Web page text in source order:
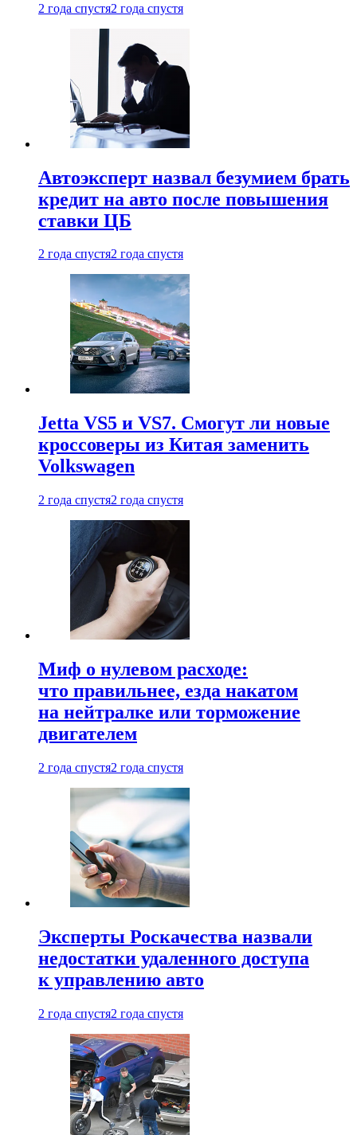
2 года спустя2 года спустя
Автоэксперт назвал безумием брать
кредит на авто после повышения
ставки ЦБ
2 года спустя2 года спустя
Jetta VS5 и VS7. Смогут ли новые
кроссоверы из Китая заменить
Volkswagen
2 года спустя2 года спустя
Миф о нулевом расходе:
что правильнее, езда накатом
на нейтралке или торможение
двигателем
2 года спустя2 года спустя
Эксперты Роскачества назвали
недостатки удаленного доступа
к управлению авто
2 года спустя2 года спустя